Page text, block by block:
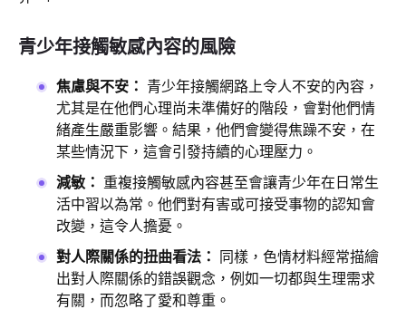
青少年接觸敏感內容的風險
焦慮與不安： 青少年接觸網路上令人不安的內容，
尤其是在他們心理尚未準備好的階段，會對他們情
緒產生嚴重影響。結果，他們會變得焦躁不安，在
某些情況下，這會引發持續的心理壓力。
減敏： 重複接觸敏感內容甚至會讓青少年在日常生
活中習以為常。他們對有害或可接受事物的認知會
改變，這令人擔憂。
對人際關係的扭曲看法： 同樣，色情材料經常描繪
出對人際關係的錯誤觀念，例如一切都與生理需求
有關，而忽略了愛和尊重。